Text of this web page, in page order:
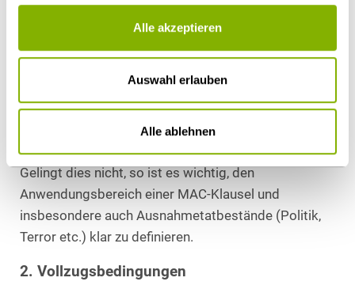
Alle akzeptieren
Auswahl erlauben
Alle ablehnen
Klausel in den Kaufvertrag, die es ihnen ermöglicht,
zwischen Vertragsschluss und Vollzug erheblich
verschlechtert.
Verkäufern gelingt es im nationalen Kontext
regelmäßig, sich diesem Verlangen zu widersetzen.
Gelingt dies nicht, so ist es wichtig, den
Anwendungsbereich einer MAC-Klausel und
insbesondere auch Ausnahmetatbestände (Politik,
Terror etc.) klar zu definieren.
2. Vollzugsbedingungen